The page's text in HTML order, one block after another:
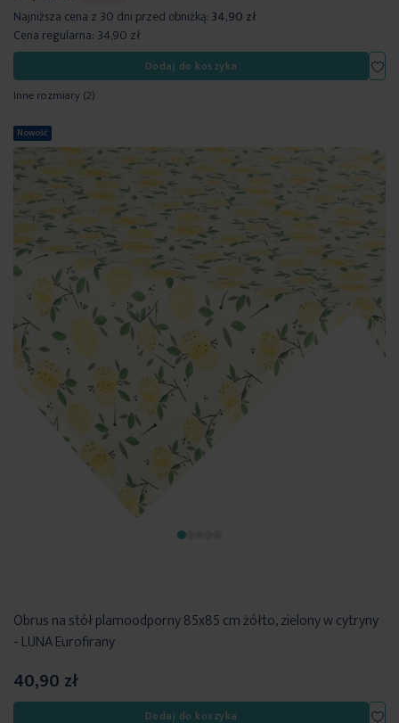
Najniższa cena z 30 dni przed obniżką:34,90 zł
Cena regularna: 34,90 zł
Dodaj do koszyka
Inne rozmiary(2)
Nowość
Obrus na stół plamoodporny 85x85 cm żółto, zielony w cytryny
- LUNA Eurofirany
40,90 zł
Dodaj do koszyka